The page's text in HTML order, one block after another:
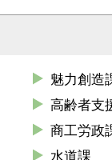
魅力創造
高齢者支
商工労政
水道課